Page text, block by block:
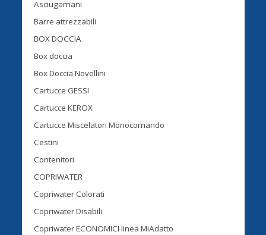
Asciugamani
Barre attrezzabili
BOX DOCCIA
Box doccia
Box Doccia Novellini
Cartucce GESSI
Cartucce KEROX
Cartucce Miscelatori Monocomando
Cestini
Contenitori
COPRIWATER
Copriwater Colorati
Copriwater Disabili
Copriwater ECONOMICI linea MiAdatto